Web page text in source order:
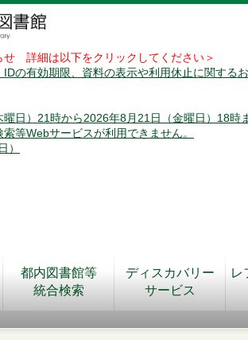
せ 詳細は以下をクリックしてください＞
IDの有効期限、資料の表示や利用休止に関する
曜日）21時から2026年8月21日（金曜日）18時
等Webサービスが利用できません。
）
都内図書館等
統合検索
ディスカバリー
サービス
レ